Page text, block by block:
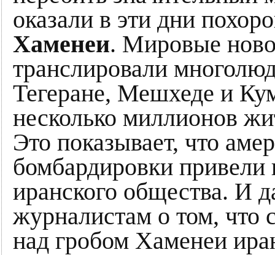
оказали в эти дни
Хаменеи. Мировые
транслировали
Тегеране, Мешхеде и
несколько миллионов
Это показывает, что
бомбардировки привели
иранского общества. И
журналистам о том, что
над гробом Хаменеи